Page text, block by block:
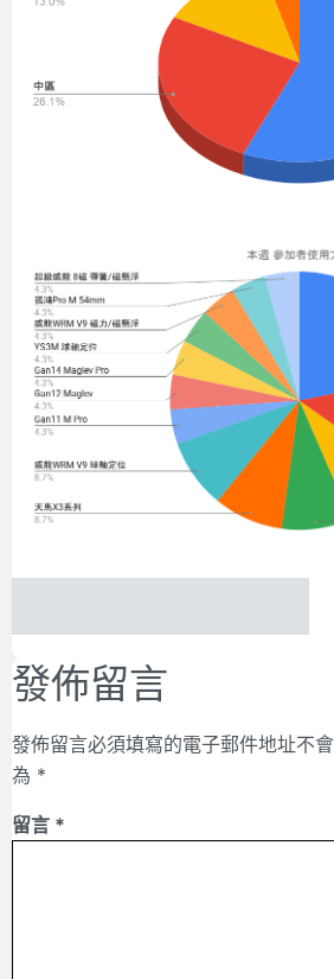
發佈留言
發佈留言必須填寫的電子郵件地址不會
為 *
留言 *